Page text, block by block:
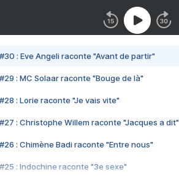
#30 : Eve Angeli raconte "Avant de partir"
#29 : MC Solaar raconte "Bouge de là"
#28 : Lorie raconte "Je vais vite"
#27 : Christophe Willem raconte "Jacques a dit"
#26 : Chimène Badi raconte "Entre nous"
#25 : Indochine raconte "3e sexe"